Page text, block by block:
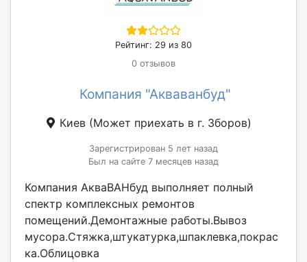
Рейтинг: 29 из 80
0 отзывов
Компания "Акваванбуд"
Киев (Может приехать в г. Зборов)
Зарегистрирован 5 лет назад
Был на сайте 7 месяцев назад
Компания АкваВАНбуд выполняет полный
спектр комплексных ремонтов
помещений.Демонтажные работы.Вывоз
мусора.Стяжка,штукатурка,шпаклевка,покрас
ка.Облицовка